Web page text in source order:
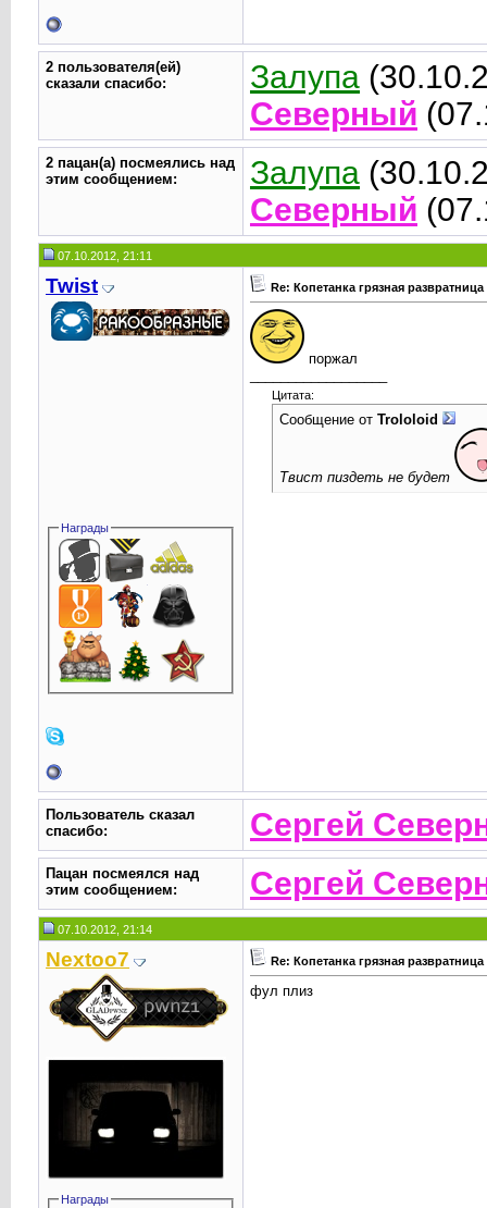
2 пользователя(ей)
сказали cпасибо:
Залупа
Северный
2 пацан(а) посмеялись над
этим сообщением:
Залупа
Северный
07.10.2012, 21:11
Twist
Награды
Re: Копетанка грязная развратница
поржал
Цитата:
Сообщение от Trolоloid
Твист пиздеть не будет
Пользователь сказал
cпасибо:
Сергей
Пацан посмеялся над
этим сообщением:
Сергей
07.10.2012, 21:14
Nextoo7
Награды
Re: Копетанка грязная развратница
фул плиз